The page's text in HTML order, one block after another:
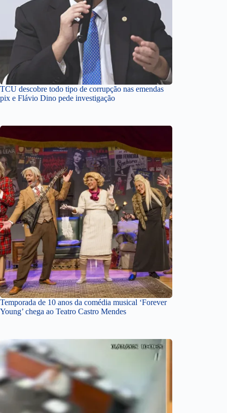
TCU descobre todo tipo de corrupção nas emendas
pix e Flávio Dino pede investigação
Temporada de 10 anos da comédia musical ‘Forever
Young’ chega ao Teatro Castro Mendes